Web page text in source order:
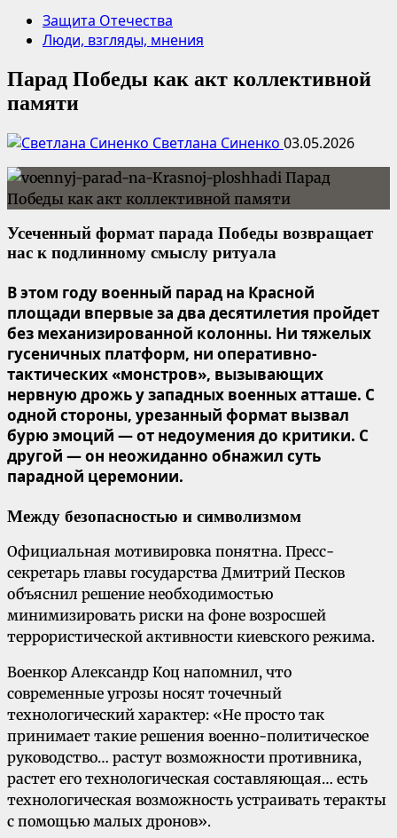
Защита Отечества
Люди, взгляды, мнения
Парад Победы как акт коллективной
памяти
Светлана Синенко 03.05.2026
Усеченный формат парада Победы возвращает
нас к подлинному смыслу ритуала
В этом году военный парад на Красной
площади впервые за два десятилетия пройдет
без механизированной колонны. Ни тяжелых
гусеничных платформ, ни оперативно-
тактических «монстров», вызывающих
нервную дрожь у западных военных атташе. С
одной стороны, урезанный формат вызвал
бурю эмоций — от недоумения до критики. С
другой — он неожиданно обнажил суть
парадной церемонии.
Между безопасностью и символизмом
Официальная мотивировка понятна. Пресс-
секретарь главы государства Дмитрий Песков
объяснил решение необходимостью
минимизировать риски на фоне возросшей
террористической активности киевского режима.
Военкор Александр Коц напомнил, что
современные угрозы носят точечный
технологический характер: «Не просто так
принимает такие решения военно-политическое
руководство… растут возможности противника,
растет его технологическая составляющая… есть
технологическая возможность устраивать теракты
с помощью малых дронов».